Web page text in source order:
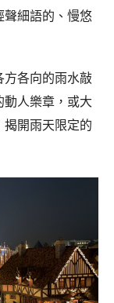
聲細語的、慢悠
方各向的雨水敲
人樂章，或大
開雨天限定的